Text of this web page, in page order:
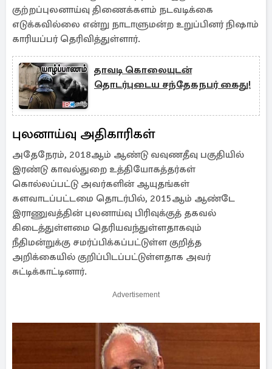
குற்றப்புலனாய்வு திணைக்களம் நடவடிக்கை
எடுக்கவில்லை என்று நாடாளுமன்ற உறுப்பினர் நிஷாம்
காரியப்பர் தெரிவித்துள்ளார்.
தாவடி கொலையுடன்
தொடர்புடைய சந்தேகநபர் கைது!
புலனாய்வு அதிகாரிகள்
அதேநேரம், 2018ஆம் ஆண்டு வவுணதீவு பகுதியில்
இரண்டு காவல்துறை உத்தியோகத்தர்கள்
கொல்லப்பட்டு அவர்களின் ஆயுதங்கள்
களவாடப்பட்டமை தொடர்பில், 2015ஆம் ஆண்டே
இராணுவத்தின் புலனாய்வு பிரிவுக்குத் தகவல்
கிடைத்துள்ளமை தெரியவந்துள்ளதாகவும்
நீதிமன்றுக்கு சமர்ப்பிக்கப்பட்டுள்ள குறித்த
அறிக்கையில் குறிப்பிடப்பட்டுள்ளதாக அவர்
சுட்டிக்காட்டினார்.
Advertisement